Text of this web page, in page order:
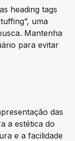
heading tags
uma
Mantenha
para evitar
das
a estética do
e a facilidade